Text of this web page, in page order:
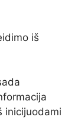
iš
inicijuodami